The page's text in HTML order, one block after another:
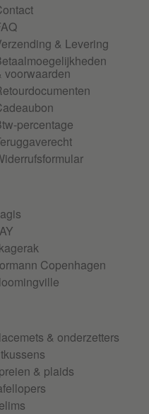
& Levering
voorwaarden
percentage
Copenhagen
& onderzetters
& plaids